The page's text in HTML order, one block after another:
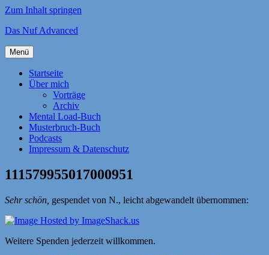
Zum Inhalt springen
Das Nuf Advanced
Menü
Startseite
Über mich
Vorträge
Archiv
Mental Load-Buch
Musterbruch-Buch
Podcasts
Impressum & Datenschutz
111579955017000951
Sehr schön, gespendet von N., leicht abgewandelt übernommen:
Weitere Spenden jederzeit willkommen.